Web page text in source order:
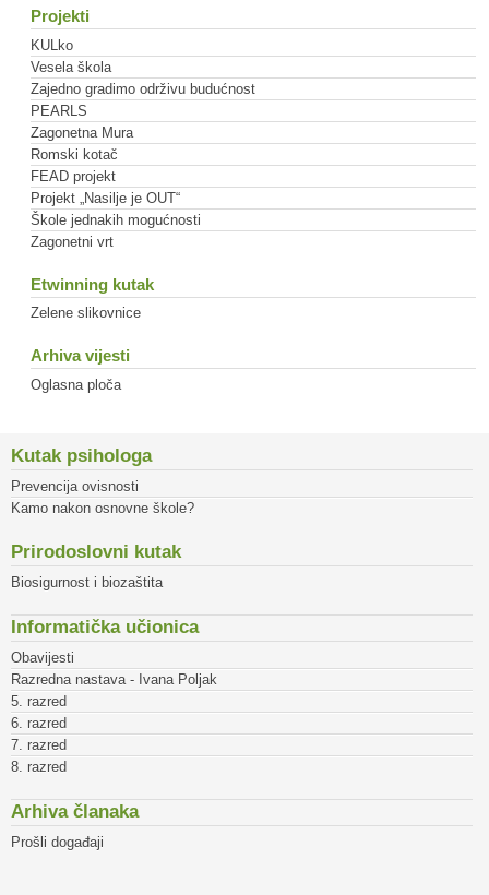
Projekti
KULko
Vesela škola
Zajedno gradimo održivu budućnost
PEARLS
Zagonetna Mura
Romski kotač
FEAD projekt
Projekt „Nasilje je OUT“
Škole jednakih mogućnosti
Zagonetni vrt
Etwinning kutak
Zelene slikovnice
Arhiva vijesti
Oglasna ploča
Kutak psihologa
Prevencija ovisnosti
Kamo nakon osnovne škole?
Prirodoslovni kutak
Biosigurnost i biozaštita
Informatička učionica
Obavijesti
Razredna nastava - Ivana Poljak
5. razred
6. razred
7. razred
8. razred
Arhiva članaka
Prošli događaji